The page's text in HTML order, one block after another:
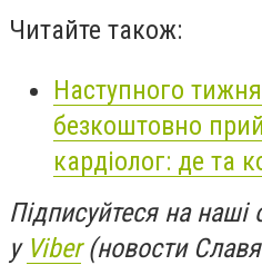
Читайте також:
Наступного
безкоштовно
кардіолог: де та
Підписуйтеся на наші
у Viber(новости